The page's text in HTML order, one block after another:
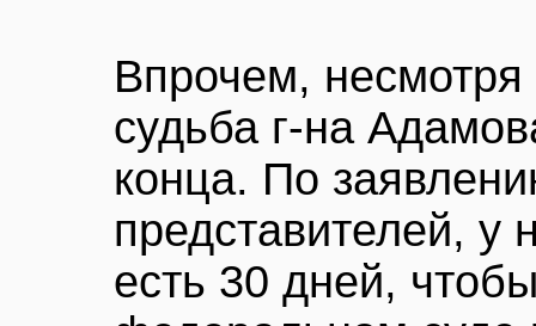
Впрочем,
судьба г-на
конца. По
представителей, у
есть 30 дней,